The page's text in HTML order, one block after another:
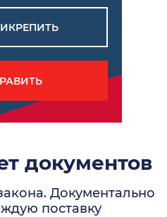
документов
Документально
поставку